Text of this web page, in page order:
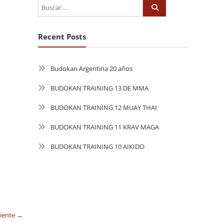
→
Recent Posts
Budokan Argentina 20 años
BUDOKAN TRAINING 13 DE MMA
BUDOKAN TRAINING 12 MUAY THAI
BUDOKAN TRAINING 11 KRAV MAGA
BUDOKAN TRAINING 10 AIKIDO